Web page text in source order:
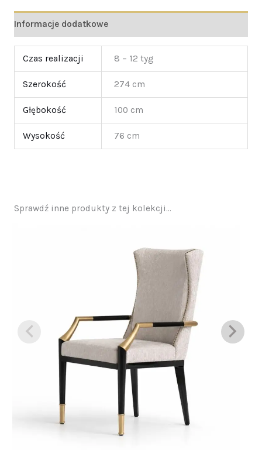
Informacje dodatkowe
Czas realizacji 8 – 12 tyg
Szerokość 274 cm
Głębokość 100 cm
Wysokość 76 cm
Sprawdź inne produkty z tej kolekcji...